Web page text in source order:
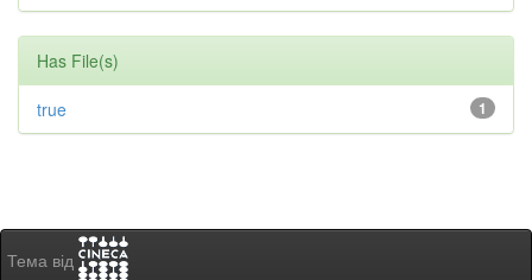
Has File(s)
1
true
Тема від